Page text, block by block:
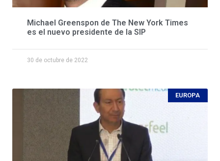
Michael Greenspon de The New York Times
es el nuevo presidente de la SIP
30 de octubre de 2022
EUROPA